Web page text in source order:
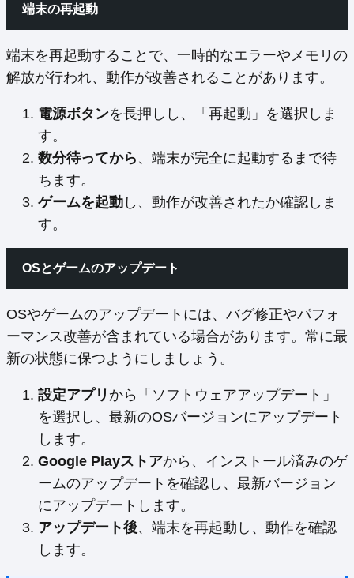
端末の再起動
端末を再起動することで、一時的なエラーやメモリの
解放が行われ、動作が改善されることがあります。
電源ボタンを長押しし、「再起動」を選択しま
す。
数分待ってから 、端末が完全に起動するまで待
ちます。
ゲームを起動 し、動作が改善されたか確認しま
す。
OSとゲームのアップデート
OSやゲームのアップデートには、バグ修正やパフォ
ーマンス改善が含まれている場合があります。常に最
新の状態に保つようにしましょう。
設定アプリ から「ソフトウェアアップデート」
を選択し、最新のOSバージョンにアップデート
します。
Google Playストアから、インストール済みのゲ
ームのアップデートを確認し、最新バージョン
にアップデートします。
アップデート後、端末を再起動し、動作を確認
します。